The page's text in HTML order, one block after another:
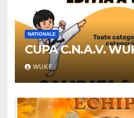
NATIONALE
CUPA C.N.A.V.
WUKF